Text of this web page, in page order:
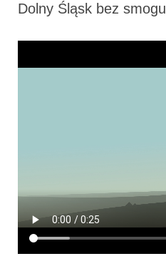
Dolny Śląsk bez smogu